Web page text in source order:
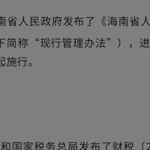
省人民政府发布了《海南省
简称“现行管理办法”），
行。
国家税务总局发布了财税